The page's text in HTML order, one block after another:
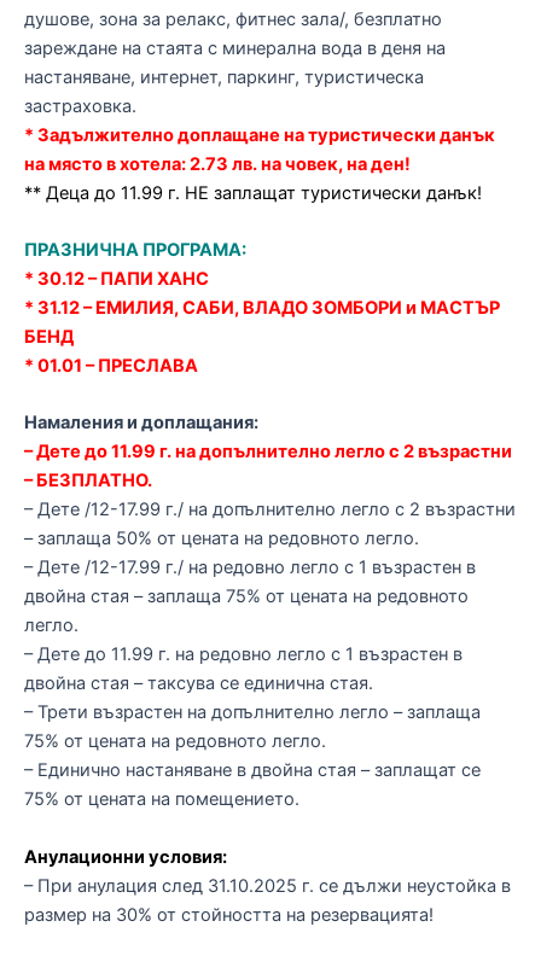
душове, зона за релакс, фитнес зала/, безплатно
зареждане на стаята с минерална вода в деня на
настаняване, интернет, паркинг, туристическа
застраховка.
* Задължително доплащане на туристически данък
на място в хотела: 2.73 лв. на човек, на ден!
** Деца до 11.99 г. НЕ заплащат туристически данък!
ПРАЗНИЧНА ПРОГРАМА:
* 30.12 – ПАПИ ХАНС
* 31.12 – ЕМИЛИЯ, САБИ, ВЛАДО ЗОМБОРИ и МАСТЪР
БЕНД
* 01.01 – ПРЕСЛАВА
Намаления и доплащания:
– Дете до 11.99 г. на допълнително легло с 2 възрастни
– БЕЗПЛАТНО.
– Дете /12-17.99 г./ на допълнително легло с 2 възрастни
– заплаща 50% от цената на редовното легло.
– Дете /12-17.99 г./ на редовно легло с 1 възрастен в
двойна стая – заплаща 75% от цената на редовното
легло.
– Дете до 11.99 г. на редовно легло с 1 възрастен в
двойна стая – таксува се единична стая.
– Трети възрастен на допълнително легло – заплаща
75% от цената на редовното легло.
– Единично настаняване в двойна стая – заплащат се
75% от цената на помещението.
Анулационни условия:
– При анулация след 31.10.2025 г. се дължи неустойка в
размер на 30% от стойността на резервацията!